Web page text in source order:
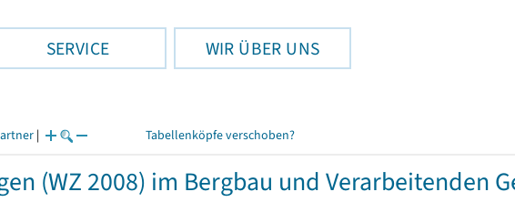
SERVICE WIR ÜBER UNS
| Tabellenköpfe verschoben?
(WZ 2008) im Bergbau und Verarbeitenden